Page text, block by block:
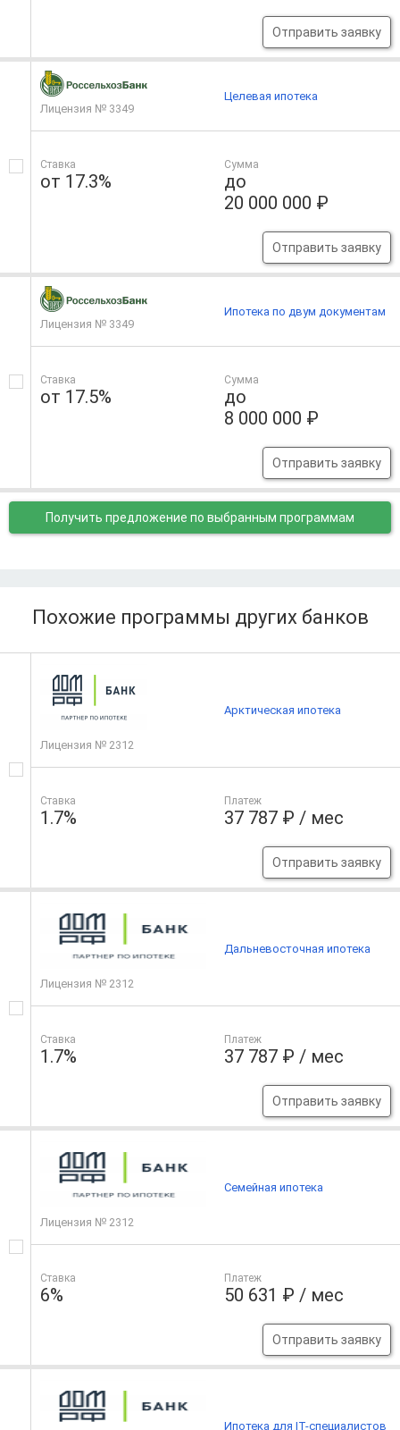
Отправить заявку
Лицензия № 3349
Ставка
от 17.3%
Сумма
до
20 000 000 ₽
Отправить заявку
Целевая ипотека
Лицензия № 3349
Ставка
от 17.5%
Сумма
до
8 000 000 ₽
Отправить заявку
Ипотека по двум документам
Получить предложение по выбранным программам
Похожие программы других банков
Лицензия № 2312
Ставка
1.7%
Платеж
37 787 ₽ / мес
Отправить заявку
Арктическая ипотека
Лицензия № 2312
Ставка
1.7%
Платеж
37 787 ₽ / мес
Отправить заявку
Дальневосточная ипотека
Лицензия № 2312
Ставка
6%
Платеж
50 631 ₽ / мес
Отправить заявку
Семейная ипотека
Ипотека для IT-специалистов